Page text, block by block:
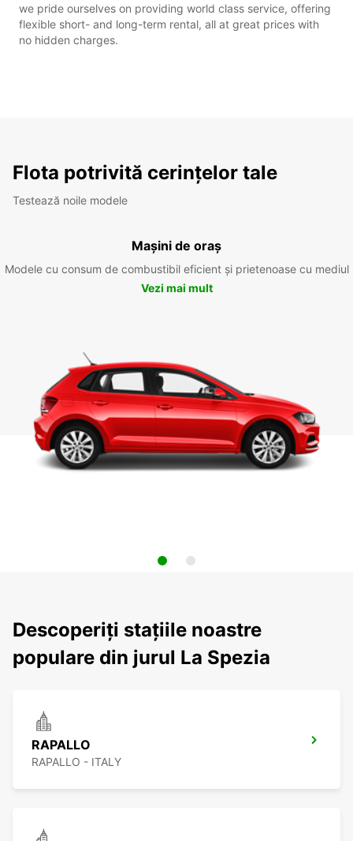
we pride ourselves on providing world class service, offering
flexible short- and long-term rental, all at great prices with
no hidden charges.
Flota potrivită cerințelor tale
Testează noile modele
Mașini de oraș
Modele cu consum de combustibil eficient și prietenoase cu mediul
Vezi mai mult
Descoperiți stațiile noastre
populare din jurul La Spezia
RAPALLO
RAPALLO - ITALY